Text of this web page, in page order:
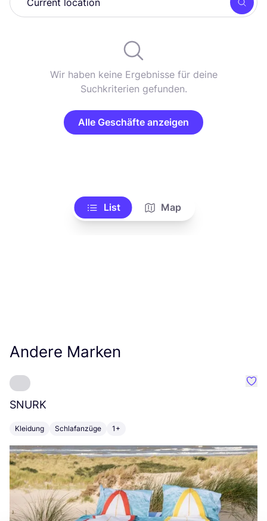
Wir haben keine Ergebnisse für deine
Suchkriterien gefunden.
Alle Geschäfte anzeigen
List Map
Andere Marken
SNURK
Kleidung Schlafanzüge 1+